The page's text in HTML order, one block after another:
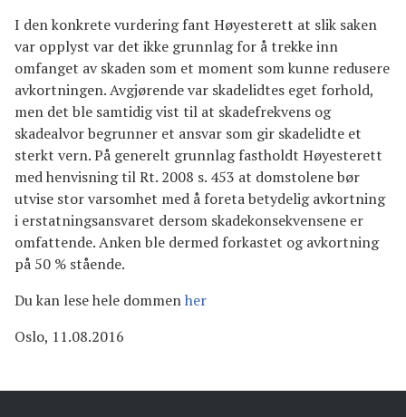
I den konkrete vurdering fant Høyesterett at slik saken
var opplyst var det ikke grunnlag for å trekke inn
omfanget av skaden som et moment som kunne redusere
avkortningen. Avgjørende var skadelidtes eget forhold,
men det ble samtidig vist til at skadefrekvens og
skadealvor begrunner et ansvar som gir skadelidte et
sterkt vern. På generelt grunnlag fastholdt Høyesterett
med henvisning til Rt. 2008 s. 453 at domstolene bør
utvise stor varsomhet med å foreta betydelig avkortning
i erstatningsansvaret dersom skadekonsekvensene er
omfattende. Anken ble dermed forkastet og avkortning
på 50 % stående.
Du kan lese hele dommenher
Oslo, 11.08.2016